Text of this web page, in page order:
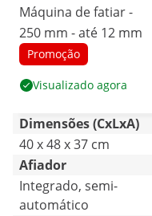
Máquina de fatiar -
250 mm - até 12 mm
Promoção
Visualizado agora
Dimensões (CxLxA)
40 x 48 x 37 cm
Afiador
Integrado, semi-
automático